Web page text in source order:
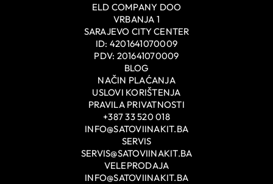
ELD COMPANY DOO
VRBANJA 1
SARAJEVO CITY CENTER
ID: 4201641070009
PDV: 201641070009
BLOG
NAČIN PLAĆANJA
USLOVI KORIŠTENJA
PRAVILA PRIVATNOSTI
+387 33 520 018
INFO@SATOVIINAKIT.BA
SERVIS
SERVIS@SATOVIINAKIT.BA
VELEPRODAJA
INFO@SATOVIINAKIT.BA